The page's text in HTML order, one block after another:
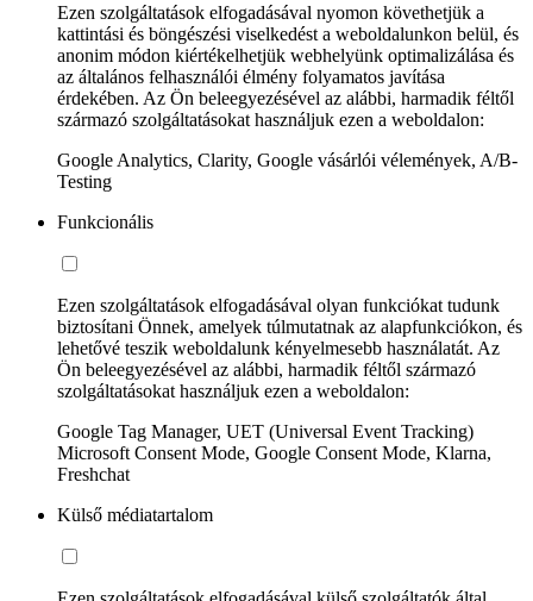
Ezen szolgáltatások elfogadásával nyomon követhetjük a
kattintási és böngészési viselkedést a weboldalunkon belül, és
anonim módon kiértékelhetjük webhelyünk optimalizálása és
az általános felhasználói élmény folyamatos javítása
érdekében. Az Ön beleegyezésével az alábbi, harmadik féltől
származó szolgáltatásokat használjuk ezen a weboldalon:
Google Analytics, Clarity, Google vásárlói vélemények, A/B-
Testing
Funkcionális
Ezen szolgáltatások elfogadásával olyan funkciókat tudunk
biztosítani Önnek, amelyek túlmutatnak az alapfunkciókon, és
lehetővé teszik weboldalunk kényelmesebb használatát. Az
Ön beleegyezésével az alábbi, harmadik féltől származó
szolgáltatásokat használjuk ezen a weboldalon:
Google Tag Manager, UET (Universal Event Tracking)
Microsoft Consent Mode, Google Consent Mode, Klarna,
Freshchat
Külső médiatartalom